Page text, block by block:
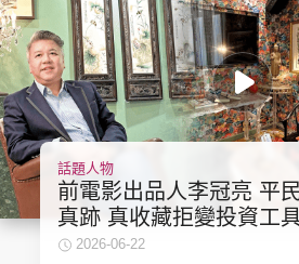
東周食玩通
玄學靈異
集團旗下品牌
話題人物
前電影出品人李冠亮 平
真跡 真收藏拒變投資工
2026-06-22